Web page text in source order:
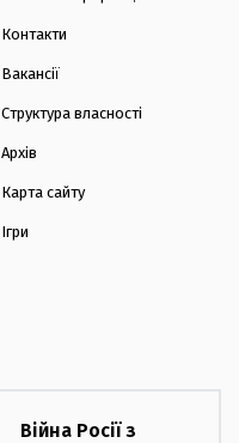
Контакти
Вакансії
Структура власності
Архів
Карта сайту
Ігри
Війна Росії з